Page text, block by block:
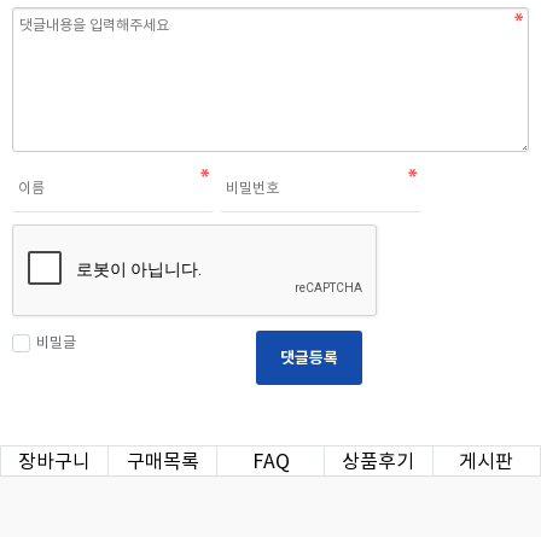
비밀글
댓글등록
장바구니 구매목록 FAQ 상품후기 게시판